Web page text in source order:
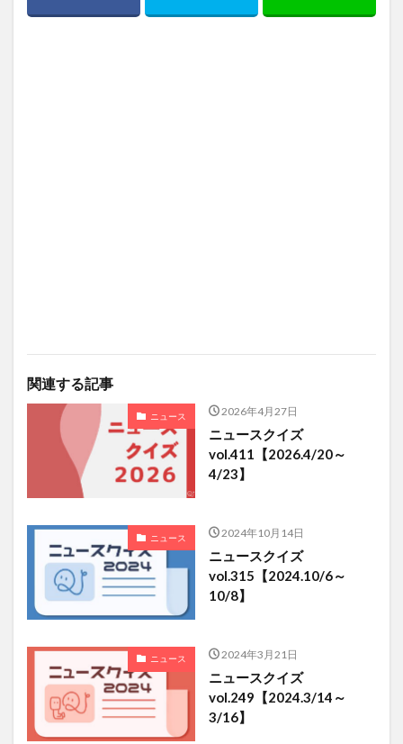
関連する記事
ニュース 2026年4月27日
ニュースクイズ
vol.411【2026.4/20～
4/23】
ニュース 2024年10月14日
ニュースクイズ
vol.315【2024.10/6～
10/8】
ニュース 2024年3月21日
ニュースクイズ
vol.249【2024.3/14～
3/16】